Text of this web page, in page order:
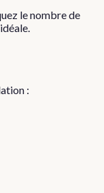
le nombre de
: